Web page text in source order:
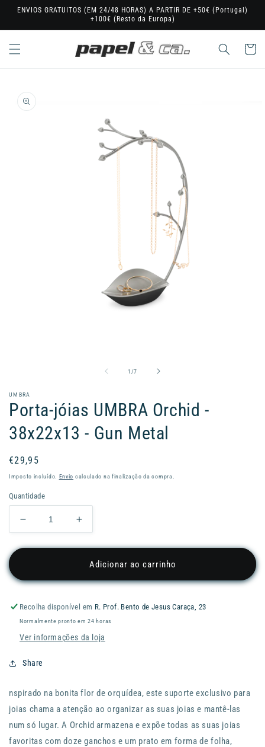
Saltar
para o
ENVIOS GRATUITOS (EM 24/48 HORAS) A PARTIR DE +50€ (Portugal)
+100€ (Resto da Europa)
Carrinho
a
informação
1 /de
7
UMBRA
Porta-jóias UMBRA Orchid -
38x22x13 - Gun Metal
Preço
normal
€29,95
Imposto incluído. Envio calculado na finalização da compra.
Quantidade
Diminuir
a
quantidade
jóias
Orchid
-
38x22x13
Gun
Aumentar
a
quantidade
jóias
Orchid
-
38x22x13
Adicionar ao carrinho
Recolha disponível em R. Prof. Bento de Jesus Caraça, 23
Normalmente pronto em 24 horas
Ver informações da loja
Share
nspirado na bonita flor de orquídea, este suporte exclusivo para
joias chama a atenção ao organizar as suas joias e mantê-las
num só lugar. A Orchid armazena e expõe todas as suas joias
favoritas com doze ganchos e um prato em forma de folha,